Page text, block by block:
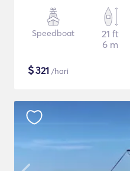
Speedboat
21 ft
6 m
$321 /hari